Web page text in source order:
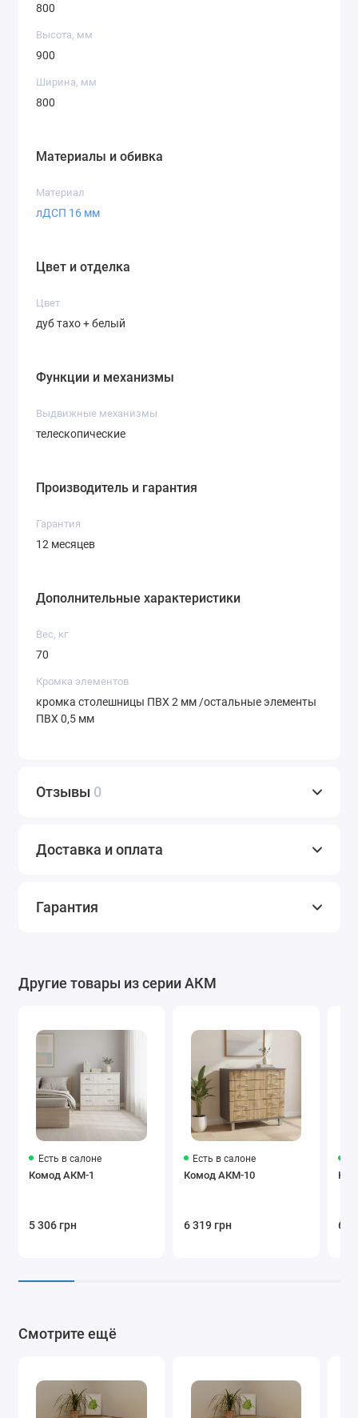
800
Высота, мм
900
Ширина, мм
800
Материалы и обивка
Материал
лДСП 16 мм
Цвет и отделка
Цвет
дуб тахо + белый
Функции и механизмы
Выдвижные механизмы
телескопические
Производитель и гарантия
Гарантия
12 месяцев
Дополнительные характеристики
Вес, кг
70
Кромка элементов
кромка столешницы ПВХ 2 мм /остальные элементы
ПВХ 0,5 мм
Отзывы 0
Доставка и оплата
Гарантия
Другие товары из серии АКМ
Есть в салоне
Комод АКМ-1
5 306 грн
Есть в салоне
Комод АКМ-10
6 319 грн 6
Смотрите ещё